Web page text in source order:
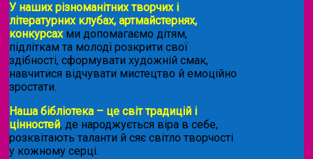
У наших різноманітних творчих і
літературних клубах, артмайстернях,
конкурсахми допомагаємо дітям,
підліткам та молоді розкрити свої
здібності, сформувати художній смак,
навчитися відчувати мистецтво й емоційно
зростати.
Наша бібліотека – це світ традицій і
цінностей, де народжується віра в себе,
розквітають таланти й сяє світло творчості
у кожному серці.